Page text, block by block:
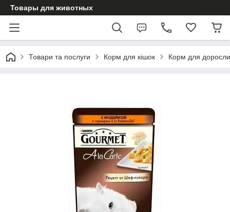
Товары для животных
Товари та послуги Корм для кішок Корм для